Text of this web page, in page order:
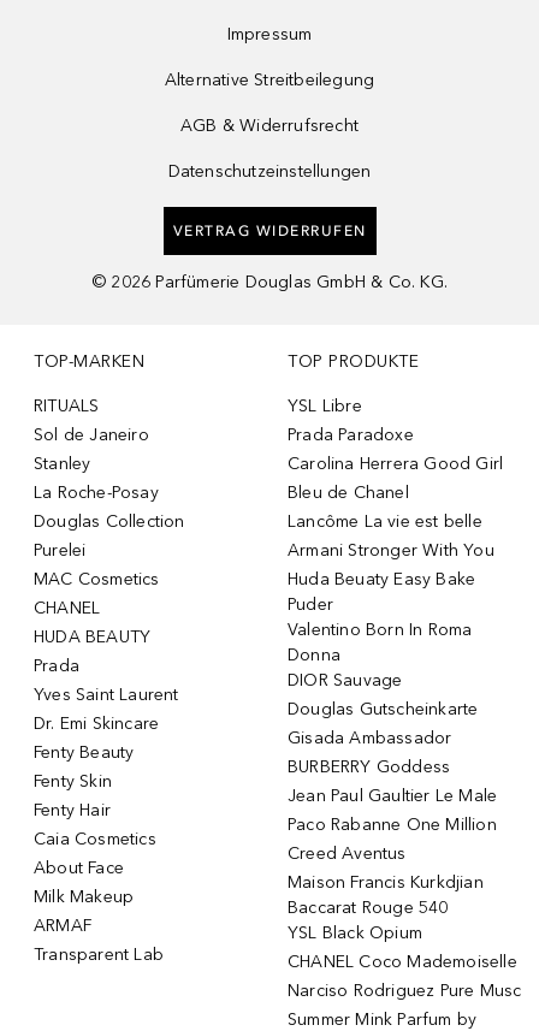
Impressum
Alternative Streitbeilegung
AGB & Widerrufsrecht
Datenschutzeinstellungen
VERTRAG WIDERRUFEN
© 2026 Parfümerie Douglas GmbH & Co. KG.
TOP-MARKEN
RITUALS
Sol de Janeiro
Stanley
La Roche-Posay
Douglas Collection
Purelei
MAC Cosmetics
CHANEL
HUDA BEAUTY
Prada
Yves Saint Laurent
Dr. Emi Skincare
Fenty Beauty
Fenty Skin
Fenty Hair
Caia Cosmetics
About Face
Milk Makeup
ARMAF
Transparent Lab
TOP PRODUKTE
YSL Libre
Prada Paradoxe
Carolina Herrera Good Girl
Bleu de Chanel
Lancôme La vie est belle
Armani Stronger With You
Huda Beuaty Easy Bake
Puder
Valentino Born In Roma
Donna
DIOR Sauvage
Douglas Gutscheinkarte
Gisada Ambassador
BURBERRY Goddess
Jean Paul Gaultier Le Male
Paco Rabanne One Million
Creed Aventus
Maison Francis Kurkdjian
Baccarat Rouge 540
YSL Black Opium
CHANEL Coco Mademoiselle
Narciso Rodriguez Pure Musc
Summer Mink Parfum by